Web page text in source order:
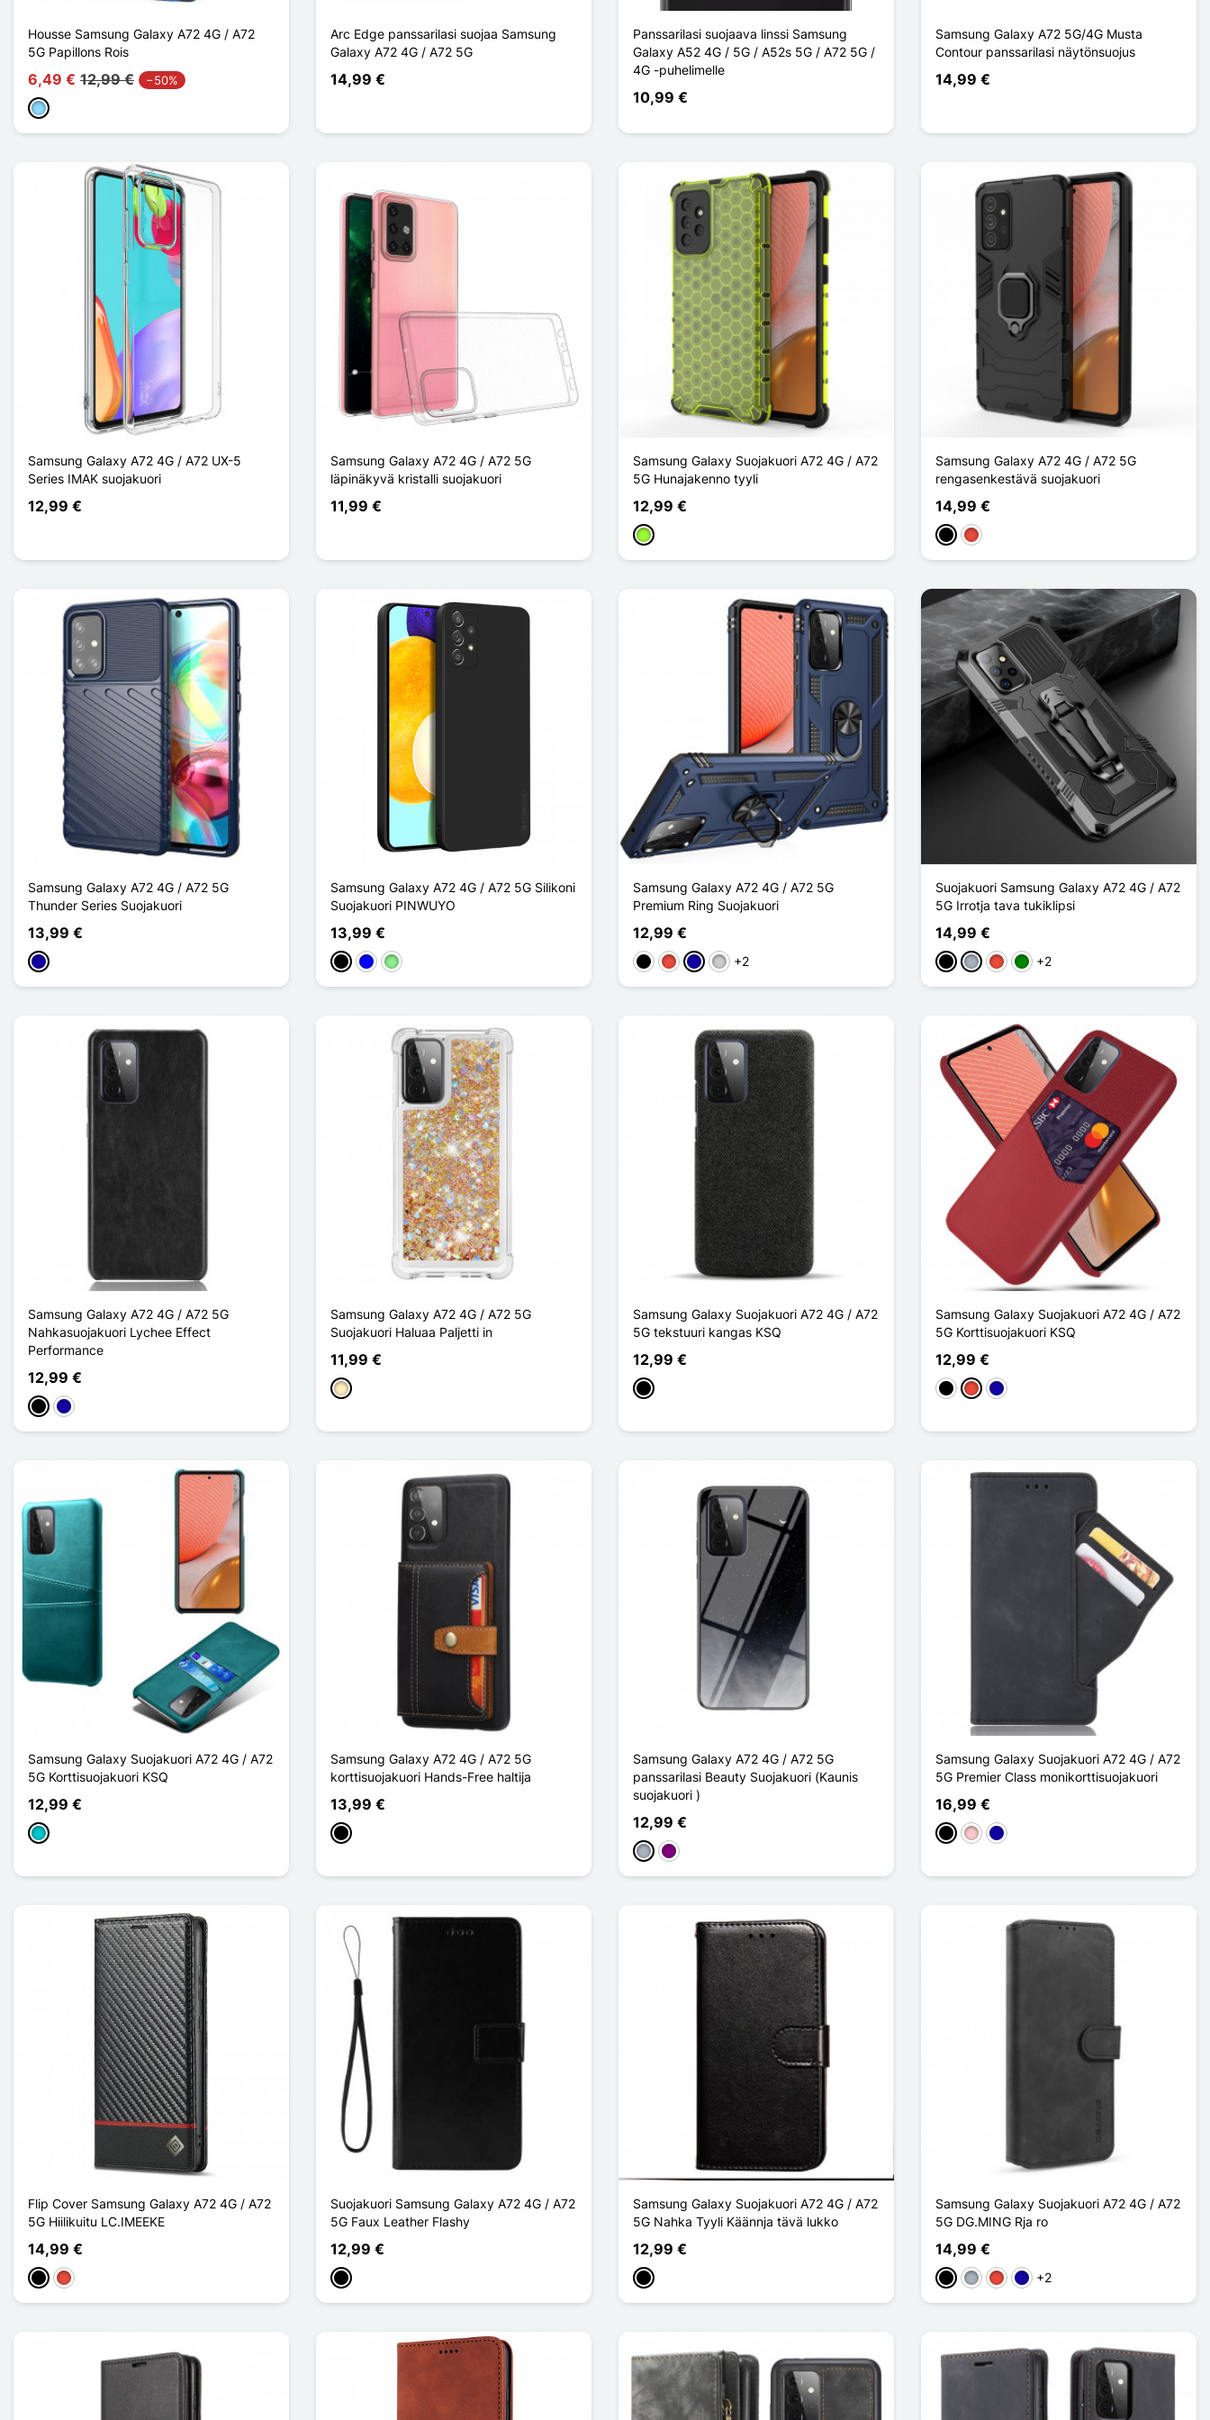
Housse Samsung Galaxy A72 4G / A72
5G Papillons Rois
6,49 € 12,99 € −50%
Bleu Clair
Arc Edge panssarilasi suojaa Samsung
Galaxy A72 4G / A72 5G
14,99 €
Panssarilasi suojaava linssi Samsung
Galaxy A52 4G / 5G / A52s 5G / A72 5G /
4G -puhelimelle
10,99 €
Samsung Galaxy A72 5G/4G Musta
Contour panssarilasi näytönsuojus
14,99 €
Samsung Galaxy A72 4G / A72 UX-5
Series IMAK suojakuori
12,99 €
Samsung Galaxy A72 4G / A72 5G
läpinäkyvä kristalli suojakuori
11,99 €
Samsung Galaxy Suojakuori A72 4G / A72
5G Hunajakenno tyyli
12,99 €
Vert Pomme
Samsung Galaxy A72 4G / A72 5G
rengasenkestävä suojakuori
14,99 €
MustaPunainen
Samsung Galaxy A72 4G / A72 5G
Thunder Series Suojakuori
13,99 €
Bleu Foncé
Samsung Galaxy A72 4G / A72 5G Silikoni
Suojakuori PINWUYO
13,99 €
MustaSininenVert clair
Samsung Galaxy A72 4G / A72 5G
Premium Ring Suojakuori
12,99 €
MustaPunainen
Bleu Foncé
Argenté
+2
Suojakuori Samsung Galaxy A72 4G / A72
5G Irrotja tava tukiklipsi
14,99 €
MustaHarmaaPunainen
Vihreä
+2
Samsung Galaxy A72 4G / A72 5G
Nahkasuojakuori Lychee Effect
Performance
12,99 €
MustaBleu Foncé
Samsung Galaxy A72 4G / A72 5G
Suojakuori Haluaa Paljetti in
11,99 €
Doré
Samsung Galaxy Suojakuori A72 4G / A72
5G tekstuuri kangas KSQ
12,99 €
Musta
Samsung Galaxy Suojakuori A72 4G / A72
5G Korttisuojakuori KSQ
12,99 €
MustaPunainenBleu Foncé
Samsung Galaxy Suojakuori A72 4G / A72
5G Korttisuojakuori KSQ
12,99 €
Turquoise
Samsung Galaxy A72 4G / A72 5G
korttisuojakuori Hands-Free haltija
13,99 €
Musta
Samsung Galaxy A72 4G / A72 5G
panssarilasi Beauty Suojakuori (Kaunis
suojakuori )
12,99 €
Harmaa
Violet
Samsung Galaxy Suojakuori A72 4G / A72
5G Premier Class monikorttisuojakuori
16,99 €
MustaPinkkiBleu Foncé
Flip Cover Samsung Galaxy A72 4G / A72
5G Hiilikuitu LC.IMEEKE
14,99 €
MustaPunainen
Suojakuori Samsung Galaxy A72 4G / A72
5G Faux Leather Flashy
12,99 €
Musta
Samsung Galaxy Suojakuori A72 4G / A72
5G Nahka Tyyli Käännja tävä lukko
12,99 €
Musta
Samsung Galaxy Suojakuori A72 4G / A72
5G DG.MING Rja ro
14,99 €
MustaHarmaaPunainenBleu Foncé
+2